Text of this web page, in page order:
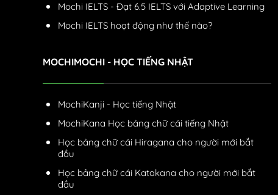
Mochi IELTS - Đạt 6.5 IELTS với Adaptive Learning
Mochi IELTS hoạt động như thế nào?
MOCHIMOCHI - HỌC TIẾNG NHẬT
MochiKanji - Học tiếng Nhật
MochiKana Học bảng chữ cái tiếng Nhật
Học bảng chữ cái Hiragana cho người mới bắt
đầu
Học bảng chữ cái Katakana cho người mới bắt
đầu